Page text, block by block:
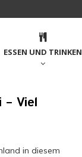
ESSEN UND TRINKEN
– Viel
in diesem